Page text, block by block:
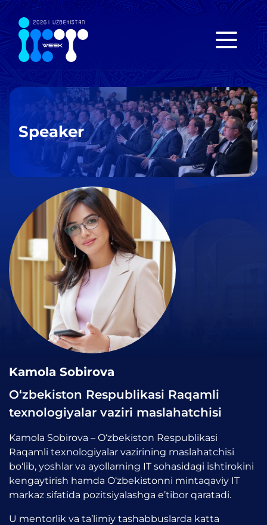
Speaker
Kamola Sobirova
O‘zbekiston Respublikasi Raqamli
texnologiyalar vaziri maslahatchisi
Kamola Sobirova – O‘zbekiston Respublikasi
Raqamli texnologiyalar vazirining maslahatchisi
bo‘lib, yoshlar va ayollarning IT sohasidagi ishtirokini
kengaytirish hamda O‘zbekistonni mintaqaviy IT
markaz sifatida pozitsiyalashga e’tibor qaratadi.
U mentorlik va ta’limiy tashabbuslarda katta